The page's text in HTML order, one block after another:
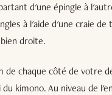
d'une épingle à
à l'aide d'une craie de
droite.
chaque côté de votre
kimono. Au niveau de